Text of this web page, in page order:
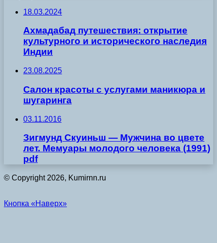
18.03.2024
Ахмадабад путешествия: открытие
культурного и исторического наследия
Индии
23.08.2025
Салон красоты с услугами маникюра и
шугаринга
03.11.2016
Зигмунд Скуиньш — Мужчина во цвете
лет. Мемуары молодого человека (1991)
pdf
© Copyright 2026, Kumirnn.ru
Кнопка «Наверх»